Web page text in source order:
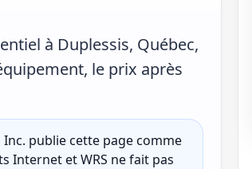
à Duplessis, Québec,
le prix après
Inc. publie cette page comme
Internet et WRS ne fait pas